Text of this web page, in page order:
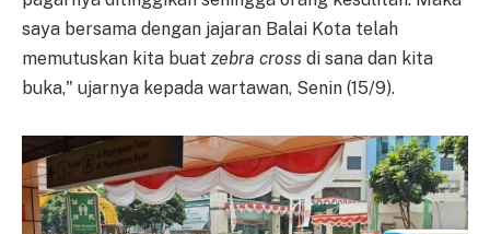
saya bersama dengan jajaran Balai Kota telah
memutuskan kita buat zebra cross di sana dan kita
buka," ujarnya kepada wartawan, Senin (15/9).